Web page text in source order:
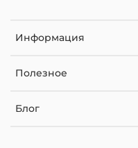
Информация
Полезное
Блог